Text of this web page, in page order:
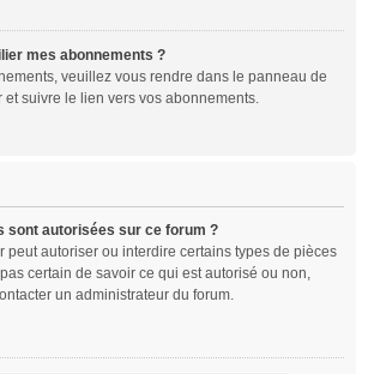
mes abonnements ?
veuillez vous rendre dans le panneau de
et suivre le lien vers vos abonnements.
sont autorisées sur ce forum ?
peut autoriser ou interdire certains types de pièces
certain de savoir ce qui est autorisé ou non,
un administrateur du forum.